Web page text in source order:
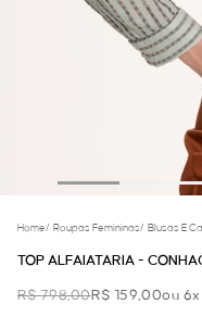
Home/ Roupas Femininas/ Blusas E
TOP ALFAIATARIA -
R$ 798,00R$ 159,00ou